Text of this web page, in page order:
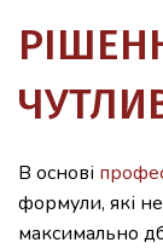
В основі
формули, які
максимально